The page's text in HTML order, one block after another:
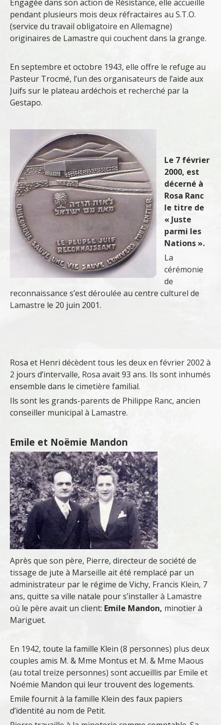
Engagée dans son action de Résistance, elle accueille
pendant plusieurs mois deux réfractaires au S.T.O.
(service du travail obligatoire en Allemagne)
originaires de Lamastre qui couchent dans la grange.
En septembre et octobre 1943, elle offre le refuge au
Pasteur Trocmé, l’un des organisateurs de l’aide aux
Juifs sur le plateau ardéchois et recherché par la
Gestapo.
Le 7 février
2000, est
décerné à
Rosa Ranc
le titre de
« Juste
parmi les
Nations ».
La
cérémonie
de
reconnaissance s’est déroulée au centre culturel de
Lamastre le 20 juin 2001.
Rosa et Henri décèdent tous les deux en février 2002 à
2 jours d’intervalle, Rosa avait 93 ans. Ils sont inhumés
ensemble dans le cimetière familial.
Ils sont les grands-parents de Philippe Ranc, ancien
conseiller municipal à Lamastre.
Emile et Noëmie Mandon
Après que son père, Pierre, directeur de société de
tissage de jute à Marseille ait été remplacé par un
administrateur par le régime de Vichy, Francis Klein, 7
ans, quitte sa ville natale pour s’installer à Lamastre
où le père avait un client: Emile Mandon, minotier à
Mariguet.
En 1942, toute la famille Klein (8 personnes) plus deux
couples amis M. & Mme Montus et M. & Mme Maous
(au total treize personnes) sont accueillis par Emile et
Noémie Mandon qui leur trouvent des logements.
Emile fournit à la famille Klein des faux papiers
d’identité au nom de Petit.